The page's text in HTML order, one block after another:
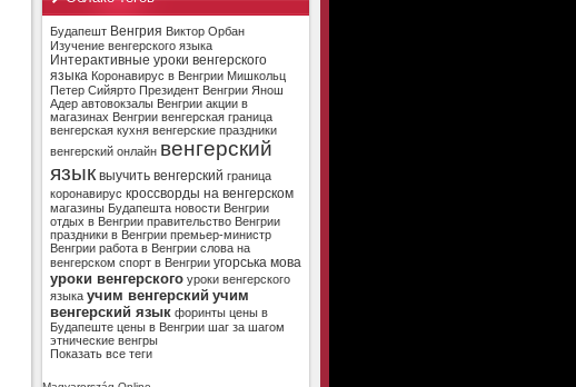
Будапешт Венгрия Виктор Орбан
Изучение венгерского языка
Интерактивные уроки венгерского
языка Коронавирус в Венгрии Мишкольц
Петер Сийярто Президент Венгрии Янош
Адер автовокзалы Венгрии акции в
магазинах Венгрии венгерская граница
венгерская кухня венгерские праздники
венгерский онлайн венгерский
язык выучить венгерский граница
коронавирус кроссворды на венгерском
магазины Будапешта новости Венгрии
отдых в Венгрии правительство Венгрии
праздники в Венгрии премьер-министр
Венгрии работа в Венгрии слова на
венгерском спорт в Венгрии угорська мова
уроки венгерского уроки венгерского
языка учим венгерский учим
венгерский язык форинты цены в
Будапеште цены в Венгрии шаг за шагом
этнические венгры
Показать все теги